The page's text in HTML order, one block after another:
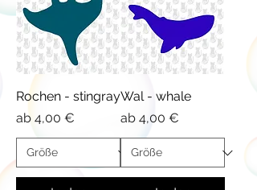
Rochen - stingray
ab 4,00 €
Sale-Preis
Wal - whale
ab 4,00 €
Sale-Preis